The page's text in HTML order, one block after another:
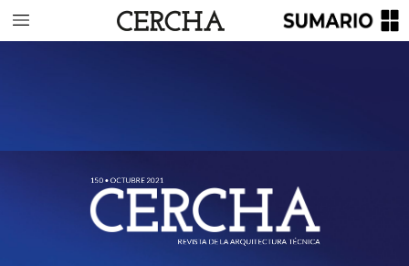
REVISTA DE LA ARQUITECTURA TÉCNICA
150 • OCTUBRE 2021